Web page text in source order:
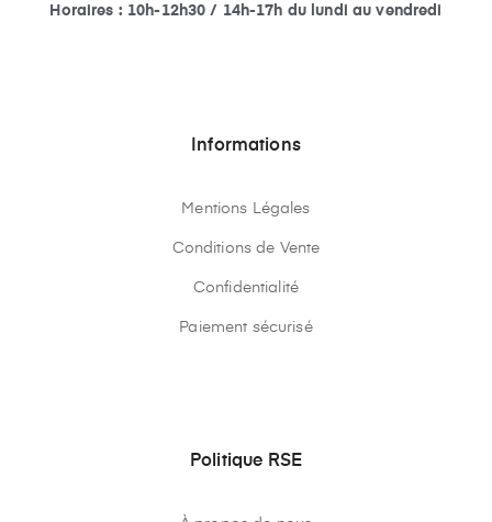
Horaires : 10h-12h30 / 14h-17h du lundi au vendredi
Informations
Mentions Légales
Conditions de Vente
Confidentialité
Paiement sécurisé
Politique RSE